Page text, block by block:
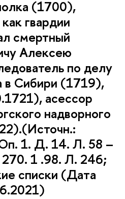
(1700),
гвардии
смертный
Алексею
по делу
в Сибири (1719),
асессор
надворного
1. Д. 14. Л. 58 –
1 .98. Л. 246;
списки (Дата